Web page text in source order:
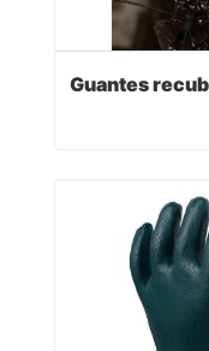
Guantes